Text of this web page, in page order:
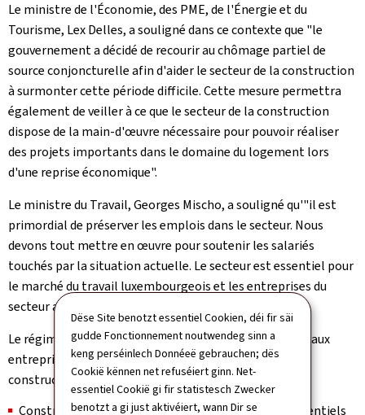
Dëse Site benotzt essentiel Cookien, déi fir säi
gudde Fonctionnement noutwendeg sinn a
keng perséinlech Donnéeë gebrauchen; dës
Cookië kënnen net refuséiert ginn. Net-
essentiel Cookië gi fir statistesch Zwecker
benotzt a gi just aktivéiert, wann Dir se
Le ministre de l'Économie, des PME, de l'Énergie et du
Tourisme, Lex Delles, a souligné dans ce contexte que "le
gouvernement a décidé de recourir au chômage partiel de
source conjoncturelle afin d'aider le secteur de la construction
à surmonter cette période difficile. Cette mesure permettra
également de veiller à ce que le secteur de la construction
dispose de la main-d'œuvre nécessaire pour pouvoir réaliser
des projets importants dans le domaine du logement lors
d'une reprise économique".
Le ministre du Travail, Georges Mischo, a souligné qu'"il est
primordial de préserver les emplois dans le secteur. Nous
devons tout mettre en œuvre pour soutenir les salariés
touchés par la situation actuelle. Le secteur est essentiel pour
le marché du travail luxembourgeois et les entreprises du
secteur auront besoin de ces salariés dès la reprise."
Le régime de chômage partiel est uniquement destiné aux
entreprises des branches d'activités du secteur de la
construction déclarées en crise par le gouvernement:
Construction de bâtiments résidentiels et non résidentiels